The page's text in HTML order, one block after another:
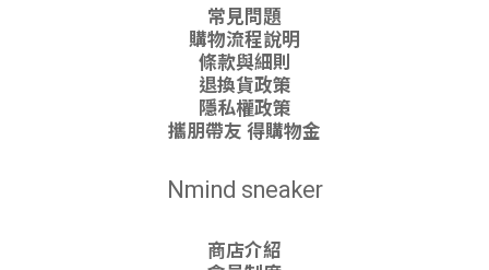
常見問題
購物流程說明
條款與細則
退換貨政策
隱私權政策
攜朋帶友 得購物金
Nmind sneaker
商店介紹